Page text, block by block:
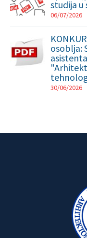
studija u
06/07/2026
osoblja:
30/06/2026